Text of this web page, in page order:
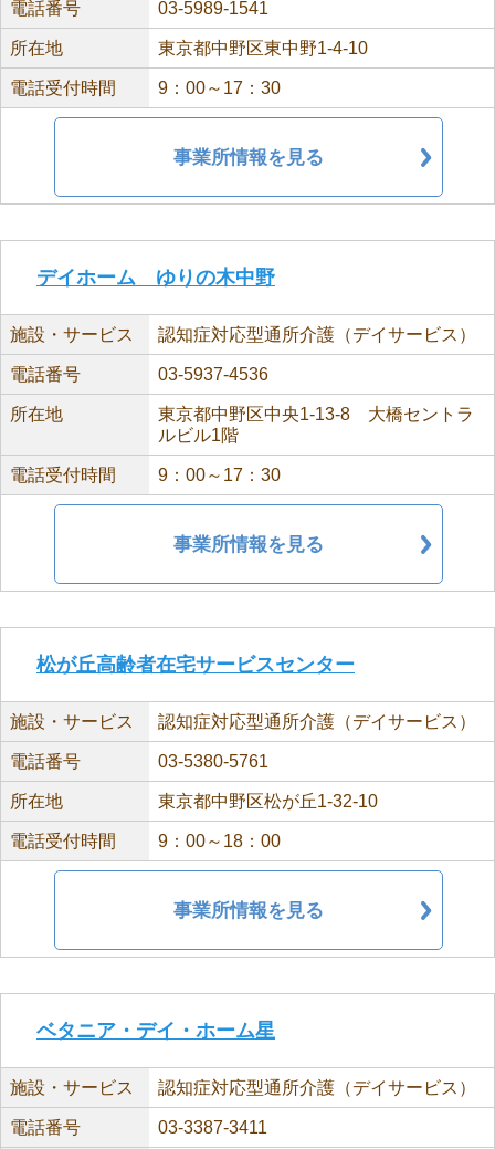
電話番号 03-5989-1541
所在地 東京都中野区東中野1-4-10
電話受付時間 9：00～17：30
事業所情報を見る
デイホーム ゆりの木中野
施設・サービス 認知症対応型通所介護（デイサービス）
電話番号 03-5937-4536
所在地
東京都中野区中央1-13-8 大橋セントラ
ルビル1階
電話受付時間 9：00～17：30
事業所情報を見る
松が丘高齢者在宅サービスセンター
施設・サービス 認知症対応型通所介護（デイサービス）
電話番号 03-5380-5761
所在地 東京都中野区松が丘1-32-10
電話受付時間 9：00～18：00
事業所情報を見る
ベタニア・デイ・ホーム星
施設・サービス 認知症対応型通所介護（デイサービス）
電話番号 03-3387-3411